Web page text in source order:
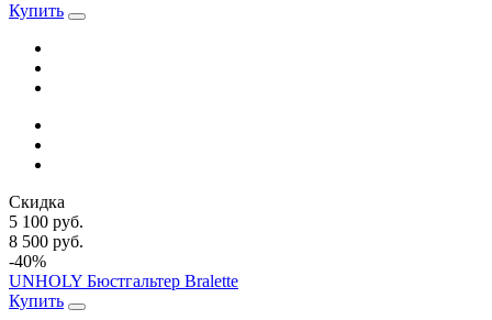
Купить
Скидка
5 100 руб.
8 500 руб.
-40%
UNHOLY Бюстгальтер Bralette
Купить